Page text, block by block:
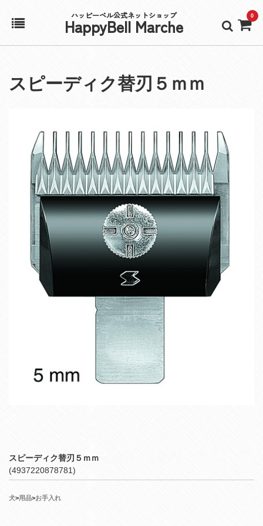
ハッピーベル公式ネットショップ
HappyBell Marche 0
アカウント
スピーディク替刃５ｍｍ
スピーディク替刃５ｍｍ
(4937220878781)
犬>用品>お手入れ